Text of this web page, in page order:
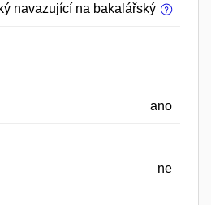
navazující na bakalářský
ano
ne